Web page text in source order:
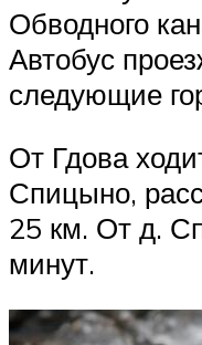
Обводного
Автобус
следующие
От Гдова
Спицыно,
25 км. От д.
минут.